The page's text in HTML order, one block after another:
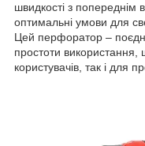
швидкості з
оптимальні умови для
Цей перфоратор –
простоти використання,
користувачів, так і для